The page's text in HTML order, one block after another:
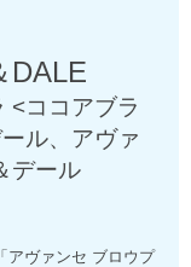
DALE
<ココアブラ
ル、アヴァ
デール
アヴァンセ ブロウプ